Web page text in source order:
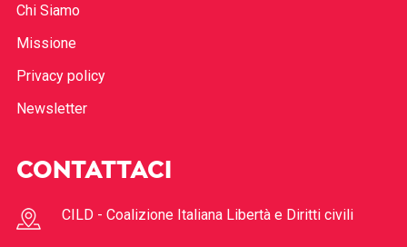
Chi Siamo
Missione
Privacy policy
Newsletter
CONTATTACI
CILD - Coalizione Italiana Libertà e Diritti civili